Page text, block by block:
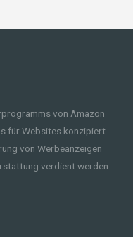
von Amazon
für Websites konzipiert
von Werbeanzeigen
verdient werden